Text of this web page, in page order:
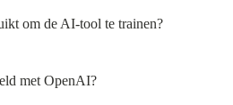
om de AI-tool te trainen?
met OpenAI?